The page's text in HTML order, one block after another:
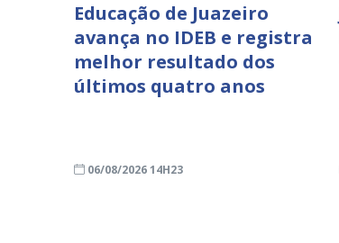
Educação de Juazeiro
avança no IDEB e registra
melhor resultado dos
últimos quatro anos
06/08/2026 14H23